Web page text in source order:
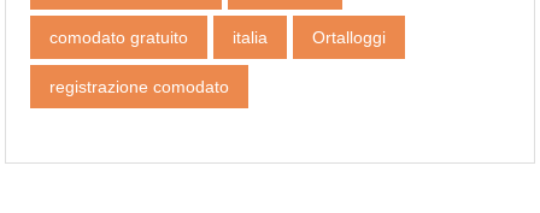
comodato gratuito italia Ortalloggi
registrazione comodato